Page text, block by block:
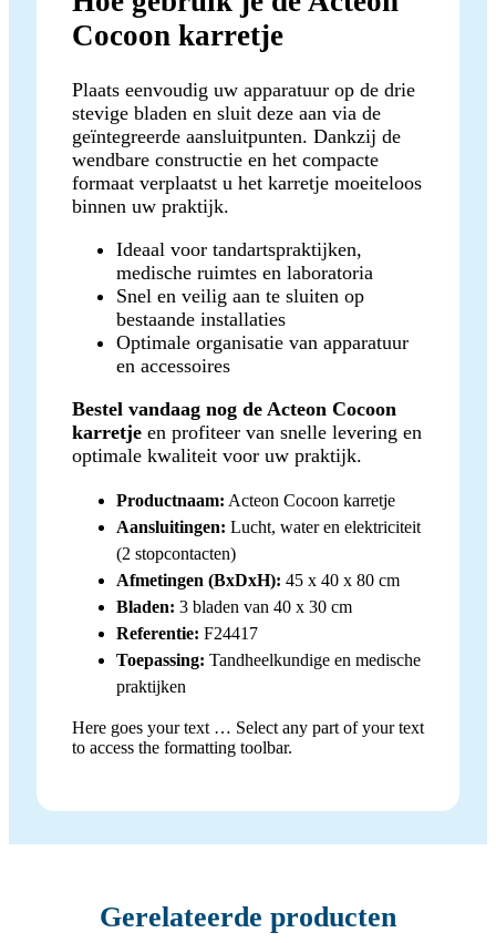
Cocoon karretje
Plaats eenvoudig uw apparatuur op de drie
stevige bladen en sluit deze aan via de
geïntegreerde aansluitpunten. Dankzij de
wendbare constructie en het compacte
formaat verplaatst u het karretje moeiteloos
binnen uw praktijk.
Ideaal voor tandartspraktijken,
medische ruimtes en laboratoria
Snel en veilig aan te sluiten op
bestaande installaties
Optimale organisatie van apparatuur
en accessoires
Bestel vandaag nog de Acteon Cocoon
karretje en profiteer van snelle levering en
optimale kwaliteit voor uw praktijk.
Productnaam: Acteon Cocoon karretje
Aansluitingen: Lucht, water en elektriciteit
(2 stopcontacten)
Afmetingen (BxDxH): 45 x 40 x 80 cm
Bladen: 3 bladen van 40 x 30 cm
Referentie: F24417
Toepassing: Tandheelkundige en medische
praktijken
Here goes your text … Select any part of your text
to access the formatting toolbar.
Gerelateerde producten